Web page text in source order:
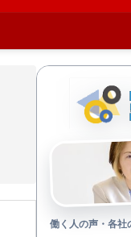
働く人の声・各社